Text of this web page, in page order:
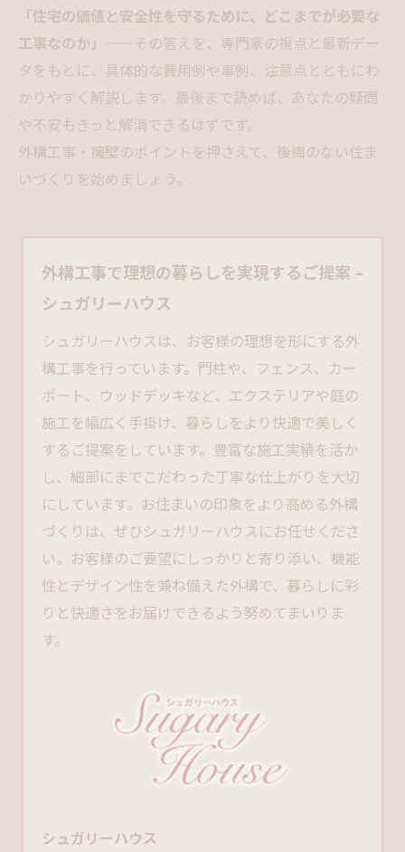
「住宅の価値と安全性を守るために、どこまでが必要な
工事なのか」
——その答えを、専門家の視点と最新デー
タをもとに、具体的な費用例や事例、注意点とともにわ
かりやすく解説します。最後まで読めば、あなたの疑問
や不安もきっと解消できるはずです。
外構工事・擁壁のポイントを押さえて、後悔のない住ま
いづくりを始めましょう。
外構工事で理想の暮らしを実現するご提案 –
シュガリーハウス
シュガリーハウスは、お客様の理想を形にする外
構工事を行っています。門柱や、フェンス、カー
ポート、ウッドデッキなど、エクステリアや庭の
施工を幅広く手掛け、暮らしをより快適で美しく
するご提案をしています。豊富な施工実績を活か
し、細部にまでこだわった丁寧な仕上がりを大切
にしています。お住まいの印象をより高める外構
づくりは、ぜひシュガリーハウスにお任せくださ
い。お客様のご要望にしっかりと寄り添い、機能
性とデザイン性を兼ね備えた外構で、暮らしに彩
りと快適さをお届けできるよう努めてまいりま
す。
シュガリーハウス